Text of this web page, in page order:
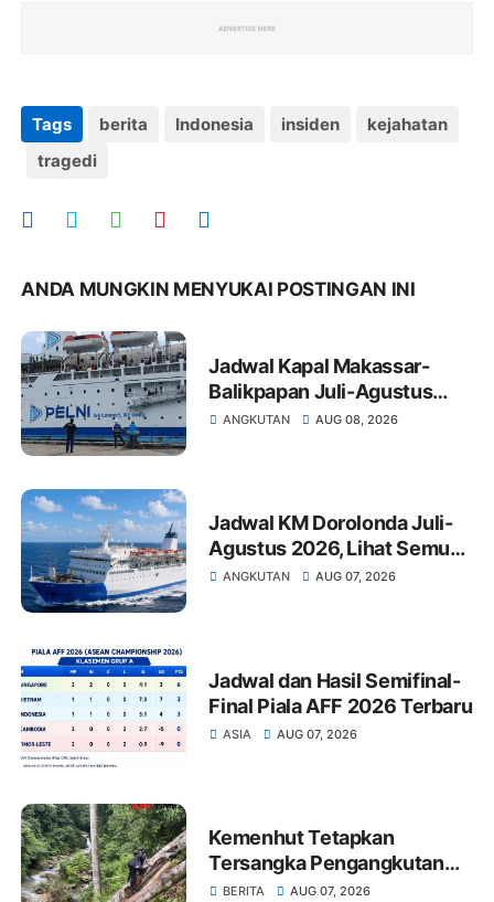
Tags berita Indonesia insiden
kejahatan
tragedi
ANDA MUNGKIN MENYUKAI POSTINGAN INI
Jadwal Kapal Makassar-
Balikpapan Juli-Agustus
2026: Tarif dan Jadwal
ANGKUTAN AUG 08, 2026
Jadwal KM Dorolonda Juli-
Agustus 2026, Lihat Semua
Pelabuhan Singgah
ANGKUTAN AUG 07, 2026
Jadwal dan Hasil Semifinal-
Final Piala AFF 2026 Terbaru
ASIA AUG 07, 2026
Kemenhut Tetapkan
Tersangka Pengangkutan
Kayu Ilegal Sumut
BERITA AUG 07, 2026